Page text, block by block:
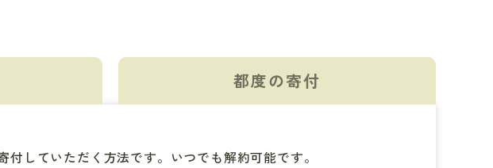
都度の寄付
付していただく方法です。いつでも解約可能です。